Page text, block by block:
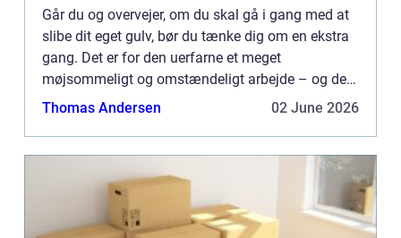
Går du og overvejer, om du skal gå i gang med at
slibe dit eget gulv, bør du tænke dig om en ekstra
gang. Det er for den uerfarne et meget
møjsommeligt og omstændeligt arbejde – og det
kan faktisk nær...
Thomas Andersen 02 June 2026